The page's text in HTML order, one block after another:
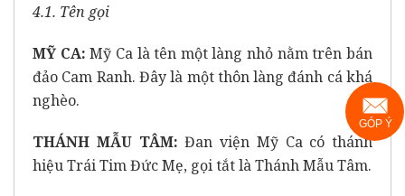
4.1. Tên gọi
MỸ CA:Mỹ Ca là tên một làng nhỏ nằm trên bán
đảo Cam Ranh. Đây là một thôn làng đánh cá khá
nghèo.
THÁNH MẪU TÂM:Đan viện Mỹ Ca có thánh
hiệu Trái Tim Đức Mẹ, gọi tắt là Thánh Mẫu Tâm.
GÓP Ý